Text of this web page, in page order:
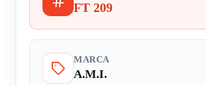
FT 209
MARCA
A.M.I.